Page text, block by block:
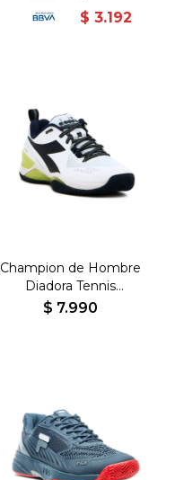
$ 3.192
Champion de Hombre
Diadora Tennis
BLUSHIELD TORNEO 2
$ 7.990